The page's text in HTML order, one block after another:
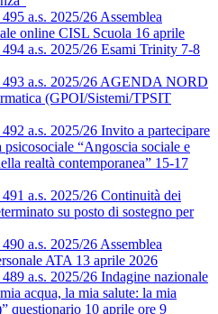
a.s. 2025/26 Assemblea
online CISL Scuola 16 aprile
a.s. 2025/26 Esami Trinity 7-8
493 a.s. 2025/26 AGENDA NORD
(GPOI/Sistemi/TPSIT
a.s. 2025/26 Invito a partecipare
“Angoscia sociale e
realtà contemporanea” 15-17
a.s. 2025/26 Continuità dei
su posto di sostegno per
a.s. 2025/26 Assemblea
ATA 13 aprile 2026
a.s. 2025/26 Indagine nazionale
acqua, la mia salute: la mia
questionario 10 aprile ore 9